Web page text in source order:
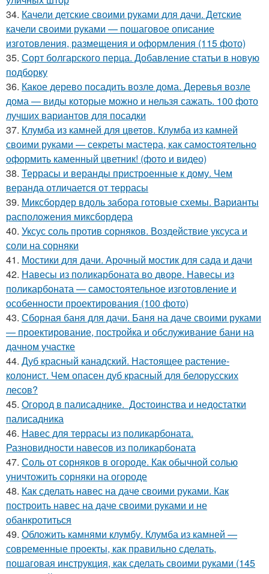
34. Качели детские своими руками для дачи. Детские
качели своими руками — пошаговое описание
изготовления, размещения и оформления (115 фото)
35. Сорт болгарского перца. Добавление статьи в новую
подборку
36. Какое дерево посадить возле дома. Деревья возле
дома — виды которые можно и нельзя сажать. 100 фото
лучших вариантов для посадки
37. Клумба из камней для цветов. Клумба из камней
своими руками — секреты мастера, как самостоятельно
оформить каменный цветник! (фото и видео)
38. Террасы и веранды пристроенные к дому. Чем
веранда отличается от террасы
39. Миксбордер вдоль забора готовые схемы. Варианты
расположения миксбордера
40. Уксус соль против сорняков. Воздействие уксуса и
соли на сорняки
41. Мостики для дачи. Арочный мостик для сада и дачи
42. Навесы из поликарбоната во дворе. Навесы из
поликарбоната — самостоятельное изготовление и
особенности проектирования (100 фото)
43. Сборная баня для дачи. Баня на даче своими руками
— проектирование, постройка и обслуживание бани на
дачном участке
44. Дуб красный канадский. Настоящее растение-
колонист. Чем опасен дуб красный для белорусских
лесов?
45. Огород в палисаднике. Достоинства и недостатки
палисадника
46. Навес для террасы из поликарбоната.
Разновидности навесов из поликарбоната
47. Соль от сорняков в огороде. Как обычной солью
уничтожить сорняки на огороде
48. Как сделать навес на даче своими руками. Как
построить навес на даче своими руками и не
обанкротиться
49. Обложить камнями клумбу. Клумба из камней —
современные проекты, как правильно сделать,
пошаговая инструкция, как сделать своими руками (145